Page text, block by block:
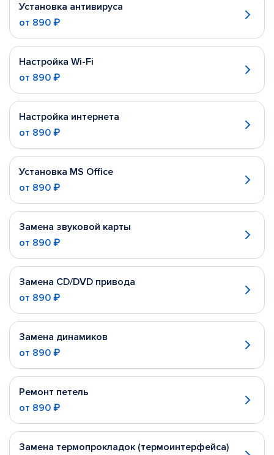
Установка антивируса
от 890 ₽
Настройка Wi-Fi
от 890 ₽
Настройка интернета
от 890 ₽
Установка MS Office
от 890 ₽
Замена звуковой карты
от 890 ₽
Замена CD/DVD привода
от 890 ₽
Замена динамиков
от 890 ₽
Ремонт петель
от 890 ₽
Замена термопрокладок (термоинтерфейса)